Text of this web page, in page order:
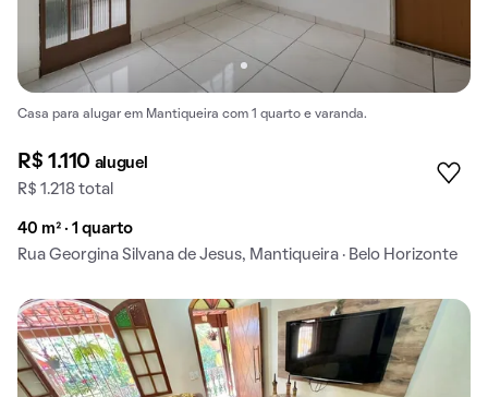
Casa para alugar em Mantiqueira com 1 quarto e varanda.
R$ 1.110 aluguel
R$ 1.218 total
40 m² · 1 quarto
Rua Georgina Silvana de Jesus, Mantiqueira · Belo Horizonte